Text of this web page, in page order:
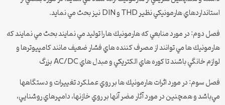
استانداردهاي هارمونيكي نظير THD و DIN نيز بحث مي نمايد.
فصل دوم: در مورد منابعي كه هارمونيك ها را توليد مي نمايند بحث مي نمايند كه
هارمونيك ها مي توانند از مصرف كننده هاي فشار ضعيف مانند كامپيوترها و
لوازم خانگي باشند تا كوره هاي الكتريكي و مبدل هاي AC/DC بزرگ
فصل سوم: در مورد اثرات هارمونيك ها بر روي عملكرد تغييرات و دستگاهها
مي‌باشد و همچنين در مورد آثار مضر آنها بر روي خازنها، دامپرهاي روشنايي،